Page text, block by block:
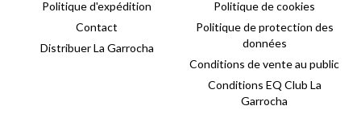
Politique d'expédition
Contact
Distribuer La Garrocha
Politique de cookies
Politique de protection des
données
Conditions de vente au public
Conditions EQ Club La
Garrocha